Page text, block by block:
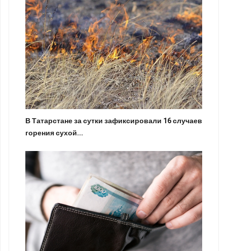
В Татарстане за сутки зафиксировали 16 случаев
горения сухой...